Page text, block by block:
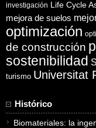
investigación Life Cycle
mejora de suelos
optimización
de construcción
sostenibilidad
turismo Universitat
Histórico
Biomateriales: la